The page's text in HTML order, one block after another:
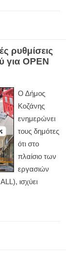
ρυθμίσεις
για OPEN
Ο Δήμος
Κοζάνης
ενημερώνει
τους δημότες
ότι στο
πλαίσιο των
εργασιών
ισχύει